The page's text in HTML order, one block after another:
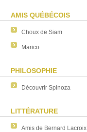
AMIS QUÉBÉCOIS
Choux de Siam
Marico
PHILOSOPHIE
Découvrir Spinoza
LITTÉRATURE
Amis de Bernard Lacroix